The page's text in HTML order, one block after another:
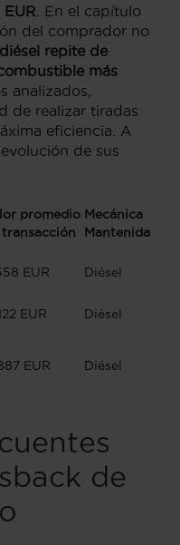
. En el capítulo
del comprador no
diésel repite de
más
analizados,
de realizar tiradas
eficiencia. A
de sus
promedio
transacción
Mecánica
Mantenida
EUR Diésel
EUR Diésel
EUR Diésel
de